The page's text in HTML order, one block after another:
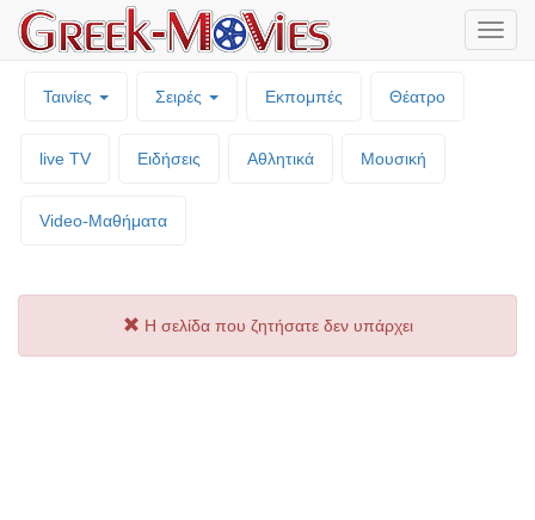
Ταινίες Σειρές Εκπομπές Θέατρο
live TV Ειδήσεις Αθλητικά Μουσική
Video-Mαθήματα
Η σελίδα που ζητήσατε δεν υπάρχει